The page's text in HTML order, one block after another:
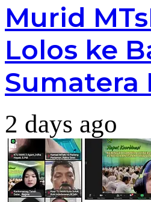
Murid
Lolos ke
Sumatera
2 days ago